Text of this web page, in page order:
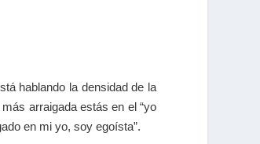
hablando la densidad de la
arraigada estás en el “yo
en mi yo, soy egoísta”.